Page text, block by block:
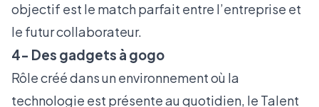
objectif est le match parfait entre l’entreprise et
le futur collaborateur.
4- Des gadgets à gogo
Rôle créé dans un environnement où la
technologie est présente au quotidien, le Talent